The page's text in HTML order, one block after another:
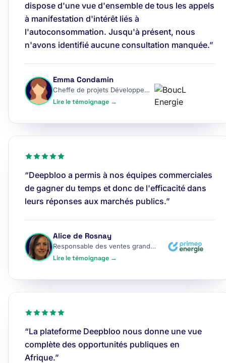
dispose d'une vue d'ensemble de tous les appels
à manifestation d'intérêt liés à
l'autoconsommation. Jusqu'à présent, nous
n'avons identifié aucune consultation manquée.”
Emma Condamin
Cheffe de projets Développement
Lire le témoignage →
“Deepbloo a permis à nos équipes commerciales
de gagner du temps et donc de l'efficacité dans
leurs réponses aux marchés publics.”
Alice de Rosnay
Responsable des ventes grands comptes
Lire le témoignage →
“La plateforme Deepbloo nous donne une vue
complète des opportunités publiques en
Afrique.”